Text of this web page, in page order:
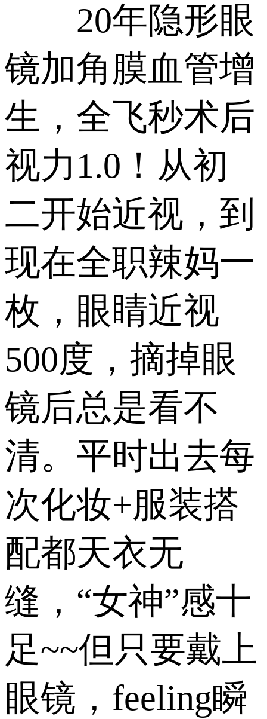
20年隐形眼
镜加角膜血管增
生，全飞秒术后
视力1.0！从初
二开始近视，到
现在全职辣妈一
枚，眼睛近视
500度，摘掉眼
镜后总是看不
清。平时出去每
次化妆+服装搭
配都天衣无
缝，“女神”感十
足~~但只要戴上
眼镜，feeling瞬